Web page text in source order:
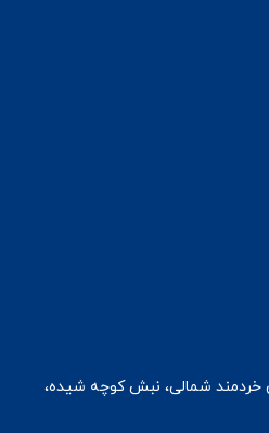
خردمند شمالی، نبش کوچه شیده،